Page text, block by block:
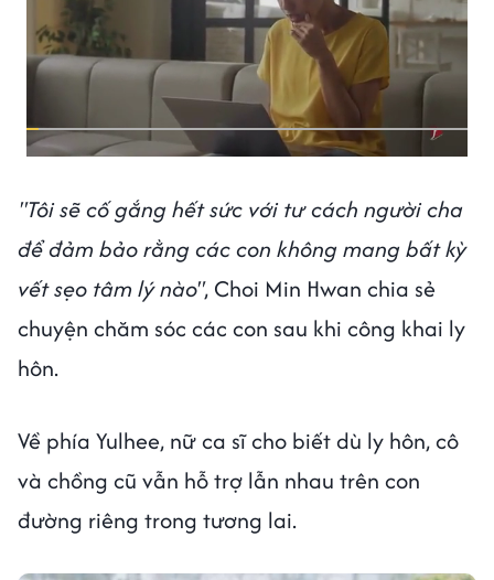
"Tôi sẽ cố gắng hết sức với tư cách người cha
để đảm bảo rằng các con không mang bất kỳ
vết sẹo tâm lý nào", Choi Min Hwan chia sẻ
chuyện chăm sóc các con sau khi công khai ly
hôn.
Về phía Yulhee, nữ ca sĩ cho biết dù ly hôn, cô
và chồng cũ vẫn hỗ trợ lẫn nhau trên con
đường riêng trong tương lai.